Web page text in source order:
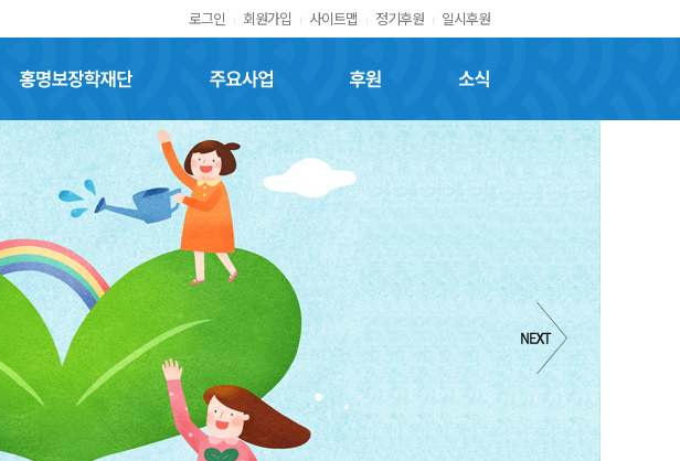
로그인 회원가입 사이트맵 정기후원 일시후원
홍명보장학재단 주요사업 후원 소식